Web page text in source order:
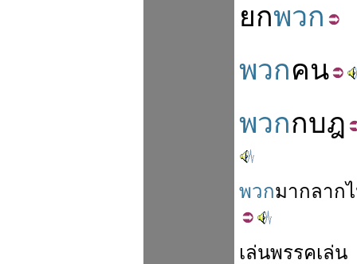
ยกพวก
พวกคน
พวกกบฎ
พวกมากลาก
เล่นพรรคเล่น